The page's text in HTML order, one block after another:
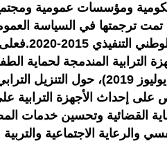
ومؤسسات عمومية
تمت ترجمتها في السياسة
2015-2025
الترابية المندمجة لحماية
رئيس الحكومة في (26 يوليوز
على إحداث الأجهزة الترابية
القضائية وتحسين خدمات
الاجتماعية والتربية